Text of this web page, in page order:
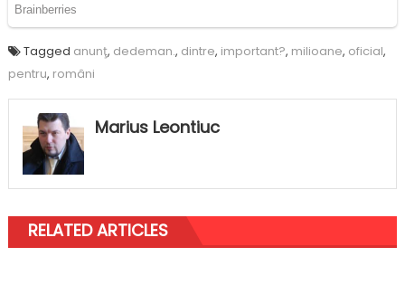
Tagged anunţ, dedeman., dintre, important?, milioane, oficial,
pentru, români
Marius Leontiuc
RELATED ARTICLES